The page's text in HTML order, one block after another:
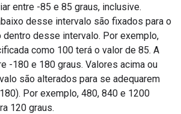
entre -85 e 85 graus, inclusive.
desse intervalo são fixados para o
desse intervalo. Por exemplo,
como 100 terá o valor de 85. A
-180 e 180 graus. Valores acima ou
são alterados para se adequarem
Por exemplo, 480, 840 e 1200
120 graus.